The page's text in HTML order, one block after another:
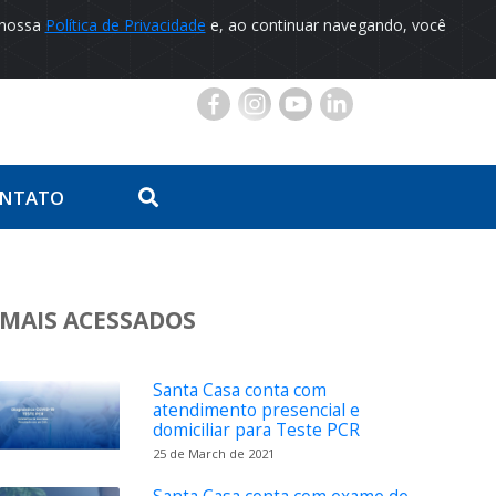
Política de Privacidade e, ao continuar navegando, você
MAIS ACESSADOS
Santa Casa conta com
atendimento presencial e
domiciliar para Teste PCR
25 de March de 2021